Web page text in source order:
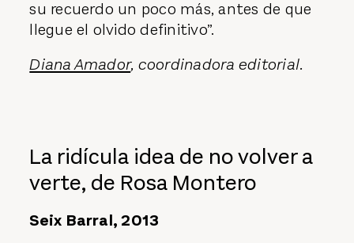
su recuerdo un poco más, antes de que
llegue el olvido definitivo”.
Diana Amador, coordinadora editorial.
La ridícula idea de no volver a
verte, de Rosa Montero
Seix Barral, 2013